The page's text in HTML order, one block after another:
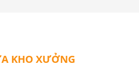
KHO XƯỞNG